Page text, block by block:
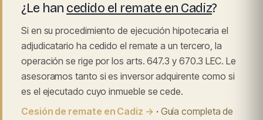
¿Le han cedido el remate en Cadiz?
Si en su procedimiento de ejecución hipotecaria el
adjudicatario ha cedido el remate a un tercero, la
operación se rige por los arts. 647.3 y 670.3 LEC. Le
asesoramos tanto si es inversor adquirente como si
es el ejecutado cuyo inmueble se cede.
Cesión de remate en Cadiz → · Guía completa de